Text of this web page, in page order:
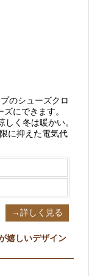
のシューズクロ
にできます。
く冬は暖かい。
に抑えた電気代
→詳しく見る
嬉しいデザイン